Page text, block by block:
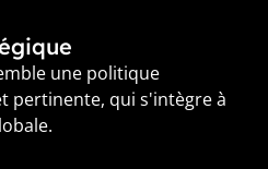
une politique
pertinente, qui s'intègre à